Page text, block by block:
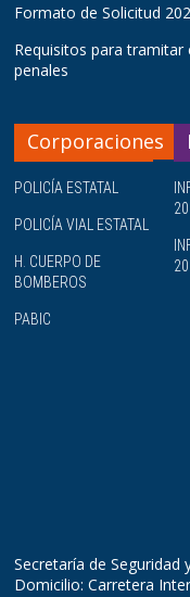
Formato de Solicitud
Requisitos para
penales
Corporaciones
POLICÍA ESTATAL
POLICÍA VIAL ESTATAL
H. CUERPO DE
BOMBEROS
PABIC
Secretaría de Seguridad
Domicilio: Carretera